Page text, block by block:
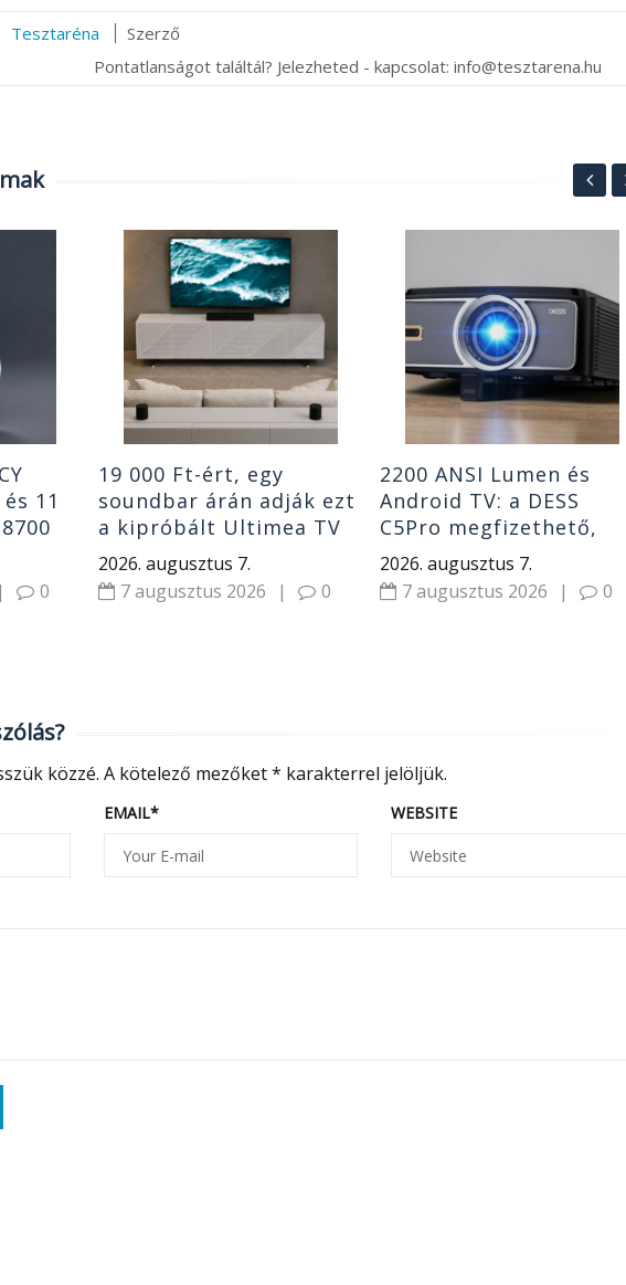
Tesztaréna
Szerző
Pontatlanságot találtál? Jelezheted - kapcsolat: info@tesztarena.hu
11
| 0
19 000 Ft-ért, egy
soundbar árán adják ezt
a kipróbált Ultimea TV
hangrendszert
2026. augusztus 7.
7 augusztus 2026
| 0
2200 ANSI Lumen és
Android TV: a DESS
C5Pro megfizethető,
mégsem tipikus olcsó
projektor
2026. augusztus 7.
7 augusztus 2026
| 0
közzé. A kötelező mezőket* karakterrel jelöljük.
EMAIL* WEBSITE